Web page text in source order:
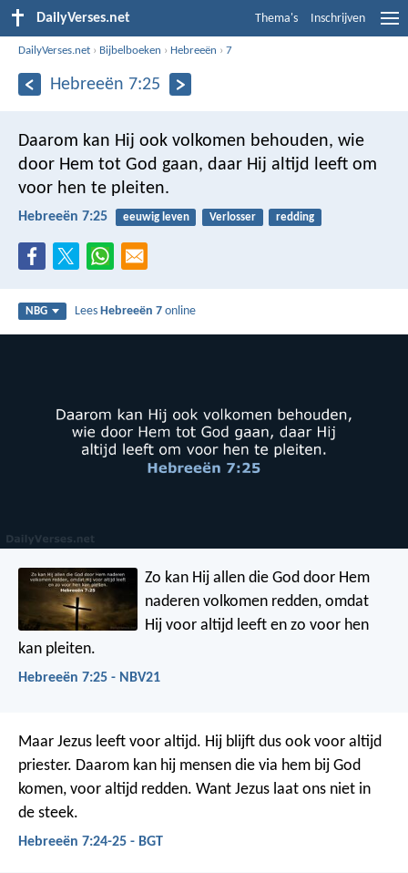
DailyVerses.net Thema's Inschrijven
DailyVerses.net › Bijbelboeken › Hebreeën ›7
Hebreeën 7:25
Daarom kan Hij ook volkomen behouden, wie
door Hem tot God gaan, daar Hij altijd leeft om
voor hen te pleiten.
Hebreeën 7:25 eeuwig leven Verlosser redding
NBG LeesHebreeën 7 online
Zo kan Hij allen die God door Hem
naderen volkomen redden, omdat
Hij voor altijd leeft en zo voor hen
kan pleiten.
Hebreeën 7:25 - NBV21
Maar Jezus leeft voor altijd. Hij blijft dus ook voor altijd
priester. Daarom kan hij mensen die via hem bij God
komen, voor altijd redden. Want Jezus laat ons niet in
de steek.
Hebreeën 7:24-25 - BGT